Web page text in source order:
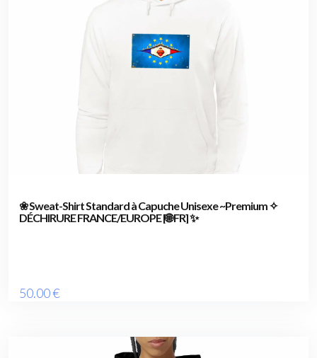
❀ Sweat-Shirt Standard à Capuche Unisexe ~Premium ✧
DÉCHIRURE FRANCE/EUROPE [🌐 FR] ✨
50.00€